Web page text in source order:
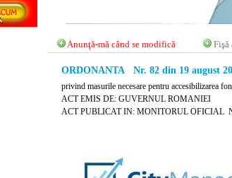
Anunţă-mă când se modifică Fişă
ORDONANTA Nr. 82 din 19 august
privind masurile necesare pentru accesibilizarea
ACT EMIS DE: GUVERNUL ROMANIEI
ACT PUBLICAT IN: MONITORUL OFICIAL